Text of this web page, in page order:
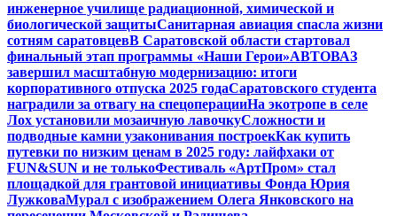
инженерное училище радиационной, химической и
биологической защитыСанитарная авиация спасла жизни
сотням саратовцевВ Саратовской области стартовал
финальный этап программы «Наши Герои»АВТОВАЗ
завершил масштабную модернизацию: итоги
корпоративного отпуска 2025 годаСаратовского студента
наградили за отвагу на спецоперацииНа экотропе в селе
Лох установили мозаичную лавочкуСложности и
подводные камни узаконивания построекКак купить
путевки по низким ценам в 2025 году: лайфхаки от
FUN&SUN и не толькоФестиваль «АртПром» стал
площадкой для грантовой инициативы Фонда Юрия
ЛужковаМурал с изображением Олега Янковского на